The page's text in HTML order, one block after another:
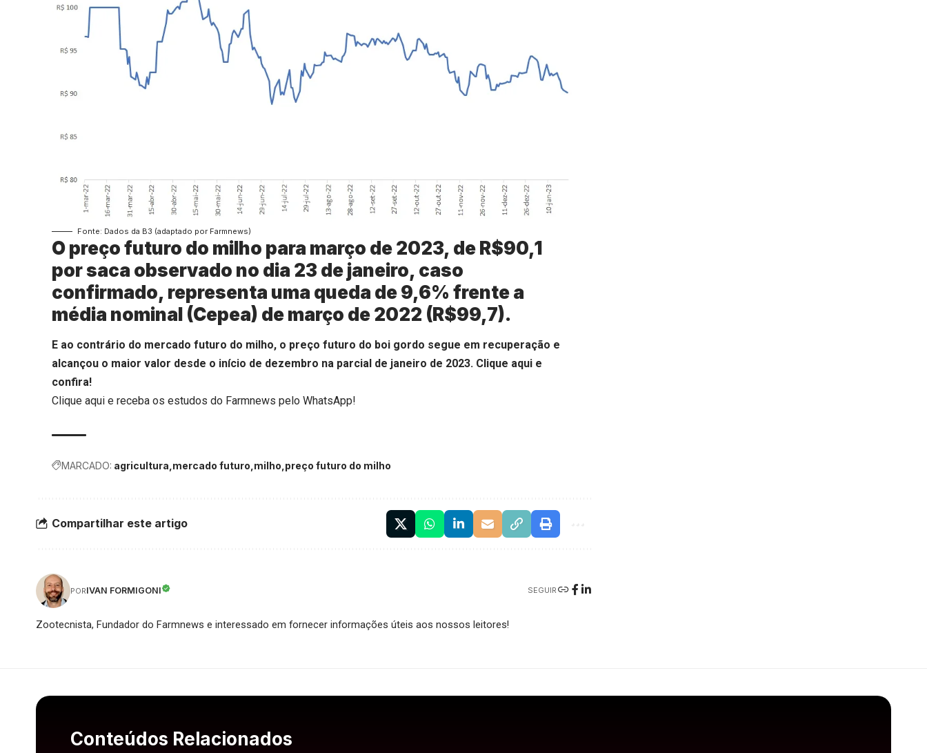
Fonte: Dados da B3 (adaptado por Farmnews)
O preço futuro do milho para março de 2023, de R$90,1
por saca observado no dia 23 de janeiro, caso
confirmado, representa uma queda de 9,6% frente a
média nominal (Cepea) de março de 2022 (R$99,7).
E ao contrário do mercado futuro do milho, o preço futuro do boi gordo segue em recuperação e
alcançou o maior valor desde o início de dezembro na parcial de janeiro de 2023. Clique aqui e
confira!
Clique aqui e receba os estudos do Farmnews pelo WhatsApp!
MARCADO: agricultura mercado futuro milho preço futuro do milho
Compartilhar este artigo
PORIVAN FORMIGONI SEGUIR
Zootecnista, Fundador do Farmnews e interessado em fornecer informações úteis aos nossos leitores!
Conteúdos Relacionados